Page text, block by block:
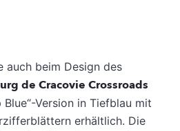
auch beim Design des
de Cracovie Crossroads
Version in Tiefblau mit
erhältlich. Die